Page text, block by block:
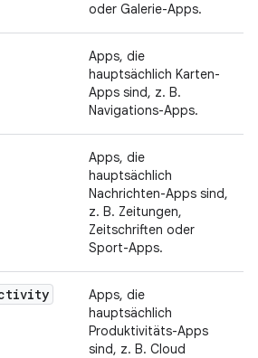
oder Galerie-Apps.
Apps, die
hauptsächlich Karten-
Apps sind, z. B.
Navigations-Apps.
Apps, die
hauptsächlich
Nachrichten-Apps sind,
z. B. Zeitungen,
Zeitschriften oder
Sport-Apps.
Apps, die
hauptsächlich
Produktivitäts-Apps
sind, z. B. Cloud